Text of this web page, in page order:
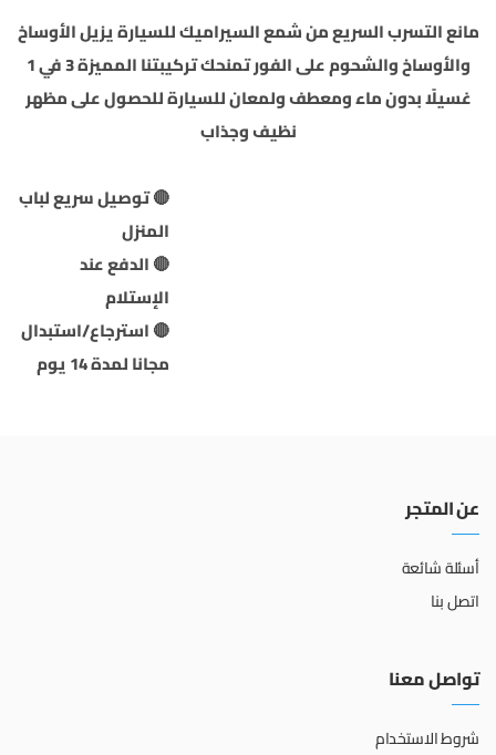
مانع التسرب السريع من شمع السيراميك للسيارة يزيل الأوساخ
والأوساخ والشحوم على الفور تمنحك تركيبتنا المميزة 3 في 1
غسيلًا بدون ماء ومعطف ولمعان للسيارة للحصول على مظهر
نظيف وجذاب
🔴 توصيل سريع لباب
المنزل
🔴 الدفع عند
الإستلام
🔴 استرجاع/استبدال
مجانا لمدة 14 يوم
عن المتجر
أسئلة شائعة
اتصل بنا
تواصل معنا
شروط الاستخدام